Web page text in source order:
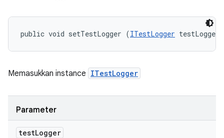
public void setTestLogger (ITestLogger testLogger)
Memasukkan instance ITestLogger
Parameter
testLogger